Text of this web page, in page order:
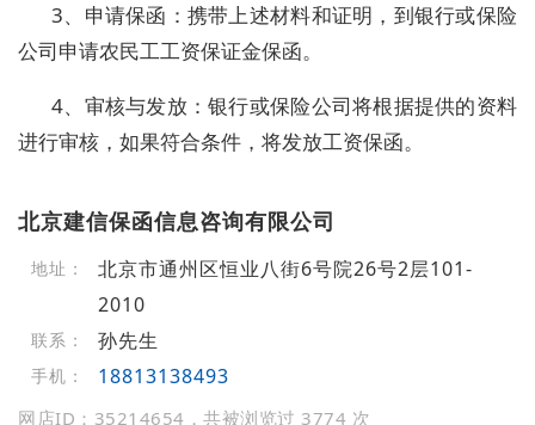
3、申请保函：携带上述材料和证明，到银行或保险
公司申请农民工工资保证金保函。
4、审核与发放：银行或保险公司将根据提供的资料
进行审核，如果符合条件，将发放工资保函。
北京建信保函信息咨询有限公司
地址：
北京市通州区恒业八街6号院26号2层101-
2010
联系： 孙先生
手机： 18813138493
网店ID：35214654，共被浏览过 3774 次